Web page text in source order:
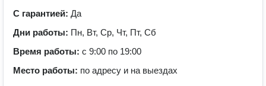
С гарантией: Да
Дни работы: Пн, Вт, Ср, Чт, Пт, Сб
Время работы: с 9:00 по 19:00
Место работы: по адресу и на выездах